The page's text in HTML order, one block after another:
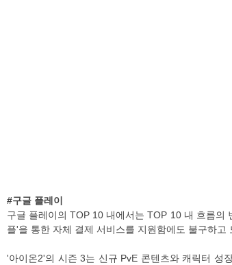
#구글 플레이
구글 플레이의 TOP 10 내에서는 TOP 10 내 흐름의
플'을 통한 자체 결제 서비스를 지원함에도 불구하
'아이온2'의 시즌 3는 신규 PvE 콘텐츠와 캐릭터 성